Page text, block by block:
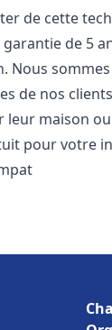
de cette
de 5
Nous
de nos
leur maison
pour votre